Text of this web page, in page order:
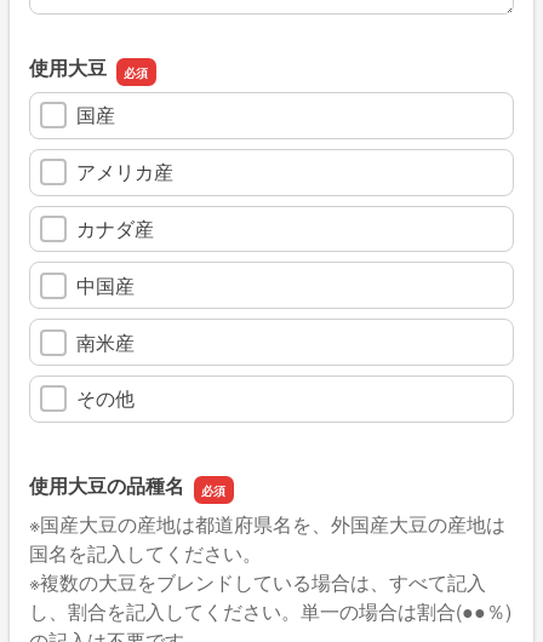
使用大豆
国産
アメリカ産
カナダ産
中国産
南米産
その他
使用大豆の品種名
※国産大豆の産地は都道府県名を、外国産大豆の産地は
国名を記入してください。
※複数の大豆をブレンドしている場合は、すべて記入
し、割合を記入してください。単一の場合は割合(●●％)